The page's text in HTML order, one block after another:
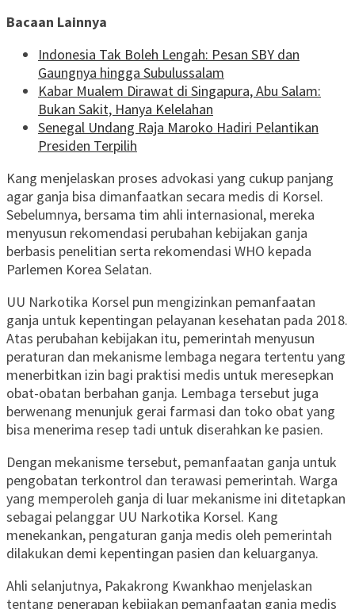
Bacaan Lainnya
Indonesia Tak Boleh Lengah: Pesan SBY dan
Gaungnya hingga Subulussalam
Kabar Mualem Dirawat di Singapura, Abu Salam:
Bukan Sakit, Hanya Kelelahan
Senegal Undang Raja Maroko Hadiri Pelantikan
Presiden Terpilih
Kang menjelaskan proses advokasi yang cukup panjang
agar ganja bisa dimanfaatkan secara medis di Korsel.
Sebelumnya, bersama tim ahli internasional, mereka
menyusun rekomendasi perubahan kebijakan ganja
berbasis penelitian serta rekomendasi WHO kepada
Parlemen Korea Selatan.
UU Narkotika Korsel pun mengizinkan pemanfaatan
ganja untuk kepentingan pelayanan kesehatan pada 2018.
Atas perubahan kebijakan itu, pemerintah menyusun
peraturan dan mekanisme lembaga negara tertentu yang
menerbitkan izin bagi praktisi medis untuk meresepkan
obat-obatan berbahan ganja. Lembaga tersebut juga
berwenang menunjuk gerai farmasi dan toko obat yang
bisa menerima resep tadi untuk diserahkan ke pasien.
Dengan mekanisme tersebut, pemanfaatan ganja untuk
pengobatan terkontrol dan terawasi pemerintah. Warga
yang memperoleh ganja di luar mekanisme ini ditetapkan
sebagai pelanggar UU Narkotika Korsel. Kang
menekankan, pengaturan ganja medis oleh pemerintah
dilakukan demi kepentingan pasien dan keluarganya.
Ahli selanjutnya, Pakakrong Kwankhao menjelaskan
tentang penerapan kebijakan pemanfaatan ganja medis